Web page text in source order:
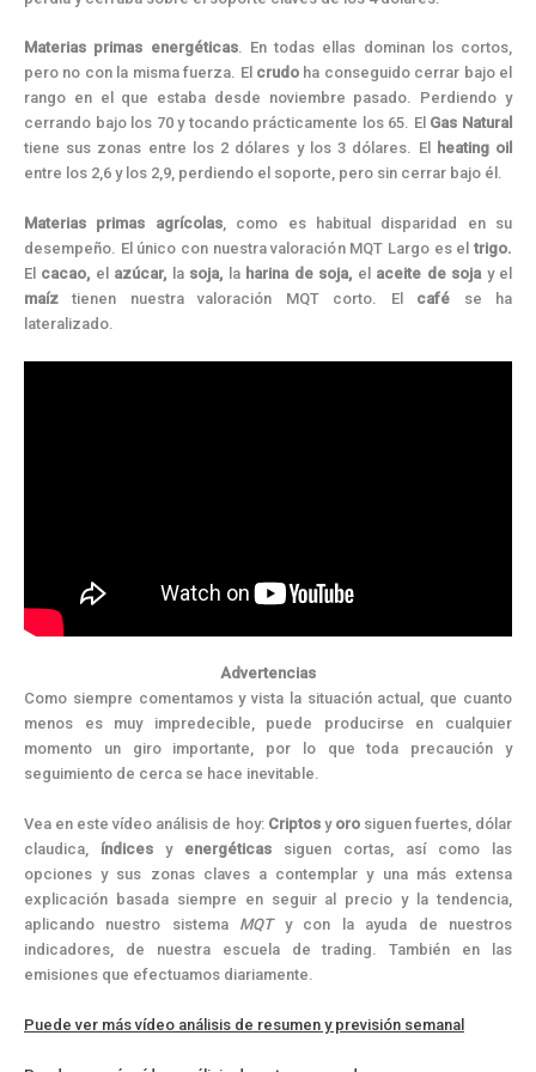
Materias primas energéticas. En todas ellas dominan los cortos,
pero no con la misma fuerza. El crudo ha conseguido cerrar bajo el
rango en el que estaba desde noviembre pasado. Perdiendo y
cerrando bajo los 70 y tocando prácticamente los 65. El Gas Natural
tiene sus zonas entre los 2 dólares y los 3 dólares. El
heating oil
entre los 2,6 y los 2,9, perdiendo el soporte, pero sin cerrar bajo él.
Materias primas agrícolas, como es habitual disparidad en su
desempeño. El único con nuestra valoración MQT Largo es el trigo.
El cacao, el azúcar, la soja, la harina de soja, el aceite de soja y el
maíz tienen nuestra valoración MQT corto. El café se ha
lateralizado.
Advertencias
Como siempre comentamos y vista la situación actual, que cuanto
menos es muy impredecible, puede producirse en cualquier
momento un giro importante, por lo que toda precaución y
seguimiento de cerca se hace inevitable.
Vea en este vídeo análisis de hoy: Criptosy orosiguen fuertes, dólar
claudica, índices y energéticas siguen cortas, así como las
opciones y sus zonas claves a contemplar y una más extensa
explicación basada siempre en seguir al precio y la tendencia,
aplicando nuestro sistema MQTy con la ayuda de nuestros
indicadores, de nuestra escuela de trading. También en las
emisiones que efectuamos diariamente.
Puede ver más vídeo análisis de resumen y previsión semanal